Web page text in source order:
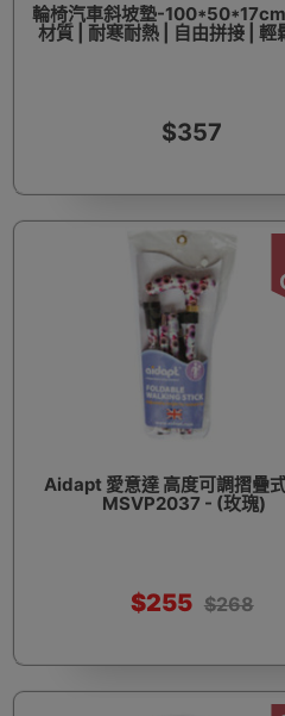
輪椅汽車斜坡墊-
材質 | 耐寒耐熱 | 自由拼接 | 輕
$357
Aidapt 愛意達 高度可調摺疊
MSVP2037 - (玫瑰)
$255 $268